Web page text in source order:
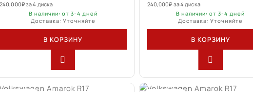
240,000₽за 4 диска
В наличии: от 3-4 дней
Доставка: Уточняйте
В КОРЗИНУ
240,000₽ за 4 диска
В наличии: от 3-4 дней
Доставка: Уточняйте
В КОРЗИНУ